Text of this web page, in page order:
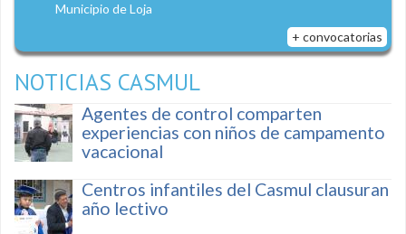
Municipio de Loja
+ convocatorias
NOTICIAS CASMUL
Agentes de control comparten
experiencias con niños de campamento
vacacional
Centros infantiles del Casmul clausuran
año lectivo